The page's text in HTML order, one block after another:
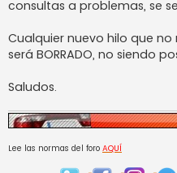
consultas a problemas, se
Cualquier nuevo hilo que
será BORRADO, no siendo
Saludos.
Lee las normas del foro AQUÍ